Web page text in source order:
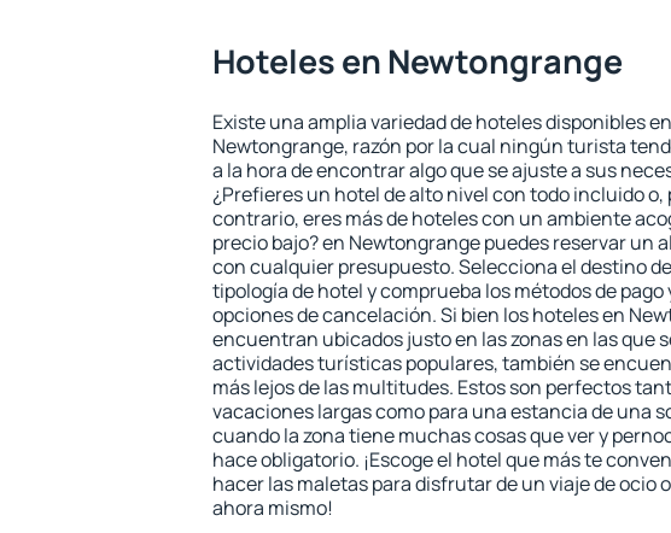
Hoteles en Newtongrange
Existe una amplia variedad de hoteles disponibles en
Newtongrange, razón por la cual ningún turista
a la hora de encontrar algo que se ajuste a sus
¿Prefieres un hotel de alto nivel con todo incluido o,
contrario, eres más de hoteles con un ambiente
precio bajo? en Newtongrange puedes reservar un
con cualquier presupuesto. Selecciona el destino
tipología de hotel y comprueba los métodos de pago
opciones de cancelación. Si bien los hoteles en
encuentran ubicados justo en las zonas en las que
actividades turísticas populares, también se
más lejos de las multitudes. Estos son perfectos
vacaciones largas como para una estancia de una
cuando la zona tiene muchas cosas que ver y
hace obligatorio. ¡Escoge el hotel que más te
hacer las maletas para disfrutar de un viaje de ocio
ahora mismo!